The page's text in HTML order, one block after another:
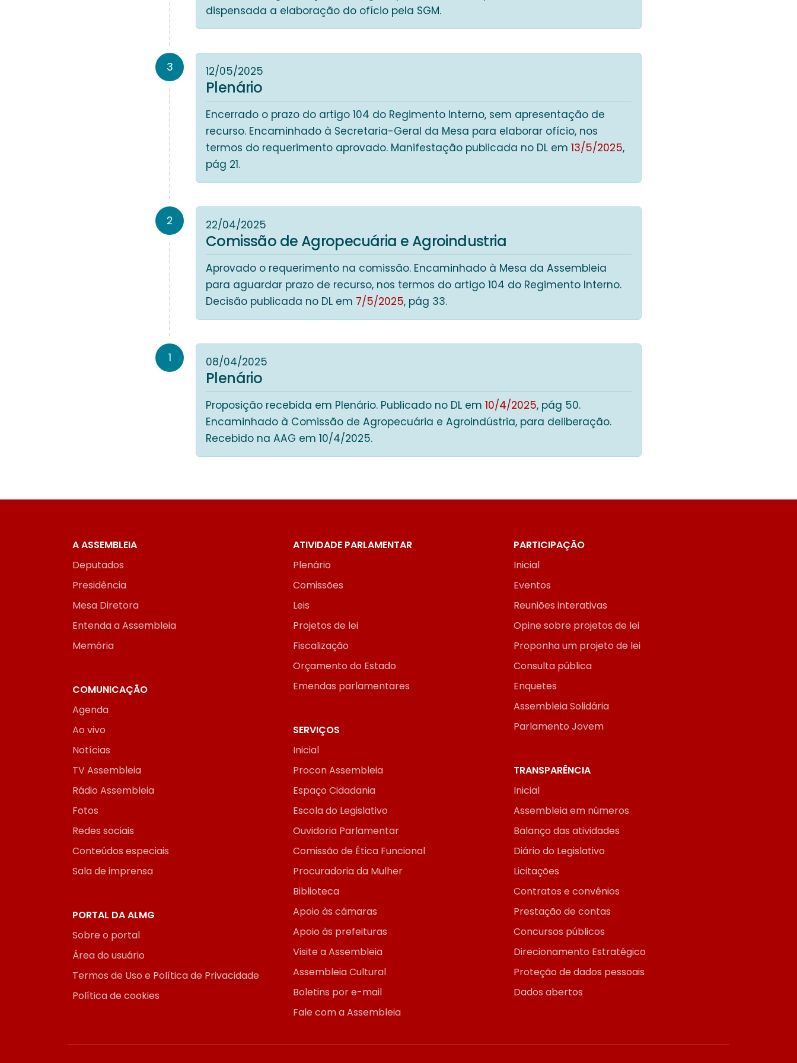
dispensada a elaboração do ofício pela SGM.
3 12/05/2025
Plenário
Encerrado o prazo do artigo 104 do Regimento Interno, sem apresentação de
recurso. Encaminhado à Secretaria-Geral da Mesa para elaborar ofício, nos
termos do requerimento aprovado. Manifestação publicada no DL em 13/5/2025,
pág 21.
2 22/04/2025
Comissão de Agropecuária e Agroindustria
Aprovado o requerimento na comissão. Encaminhado à Mesa da Assembleia
para aguardar prazo de recurso, nos termos do artigo 104 do Regimento Interno.
Decisão publicada no DL em 7/5/2025, pág 33.
1 08/04/2025
Plenário
Proposição recebida em Plenário. Publicado no DL em 10/4/2025, pág 50.
Encaminhado à Comissão de Agropecuária e Agroindústria, para deliberação.
Recebido na AAG em 10/4/2025.
A ASSEMBLEIA
Deputados
Presidência
Mesa Diretora
Entenda a Assembleia
Memória
ATIVIDADE PARLAMENTAR
Plenário
Comissões
Leis
Projetos de lei
Fiscalização
Orçamento do Estado
Emendas parlamentares
PARTICIPAÇÃO
Inicial
Eventos
Reuniões interativas
Opine sobre projetos de lei
Proponha um projeto de lei
Consulta pública
Enquetes
Assembleia Solidária
Parlamento Jovem
COMUNICAÇÃO
Agenda
Ao vivo
Notícias
TV Assembleia
Rádio Assembleia
Fotos
Redes sociais
Conteúdos especiais
Sala de imprensa
SERVIÇOS
Inicial
Procon Assembleia
Espaço Cidadania
Escola do Legislativo
Ouvidoria Parlamentar
Comissão de Ética Funcional
Procuradoria da Mulher
Biblioteca
Apoio às câmaras
Apoio às prefeituras
Visite a Assembleia
Assembleia Cultural
Boletins por e-mail
Fale com a Assembleia
TRANSPARÊNCIA
Inicial
Assembleia em números
Balanço das atividades
Diário do Legislativo
Licitações
Contratos e convênios
Prestação de contas
Concursos públicos
Direcionamento Estratégico
Proteção de dados pessoais
Dados abertos
PORTAL DA ALMG
Sobre o portal
Área do usuário
Termos de Uso e Política de Privacidade
Política de cookies